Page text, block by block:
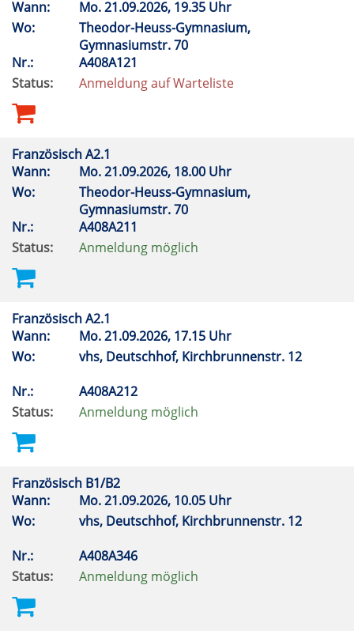
Wann:
Mo.21.09.2026, 19.35 Uhr
Wo:
Theodor-Heuss-Gymnasium,
Gymnasiumstr. 70
Nr.:
A408A121
Status:
Anmeldung auf Warteliste
Französisch A2.1
Wann:
Mo.21.09.2026, 18.00 Uhr
Wo:
Theodor-Heuss-Gymnasium,
Gymnasiumstr. 70
Nr.:
A408A211
Status:
Anmeldung möglich
Französisch A2.1
Wann:
Mo.21.09.2026, 17.15 Uhr
Wo:
vhs, Deutschhof, Kirchbrunnenstr. 12
Nr.:
A408A212
Status:
Anmeldung möglich
Französisch B1/B2
Wann:
Mo.21.09.2026, 10.05 Uhr
Wo:
vhs, Deutschhof, Kirchbrunnenstr. 12
Nr.:
A408A346
Status:
Anmeldung möglich